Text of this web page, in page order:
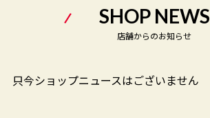
SHOP NEWS
店舗からのお知らせ
只今ショップニュースはございません